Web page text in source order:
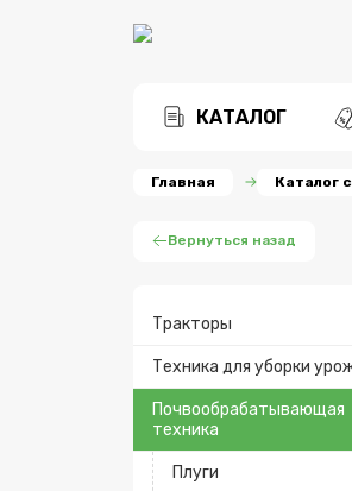
КАТАЛОГ
Главная Каталог
Вернуться назад
Тракторы
Техника для уборки
Почвообрабатывающая
техника
Плуги